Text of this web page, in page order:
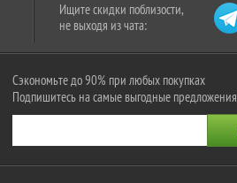
Ищите скидки поблизости,
не выходя из чата:
Сэкономьте до 90% при любых покупках
Подпишитесь на самые выгодные предложения